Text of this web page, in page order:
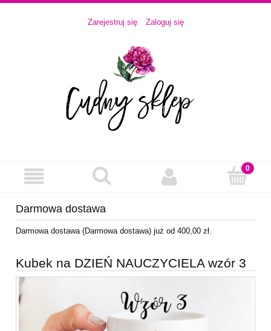
Zarejestruj się Zaloguj się
Darmowa dostawa
Darmowa dostawa (Darmowa dostawa) już od 400,00 zł.
Kubek na DZIEŃ NAUCZYCIELA wzór 3